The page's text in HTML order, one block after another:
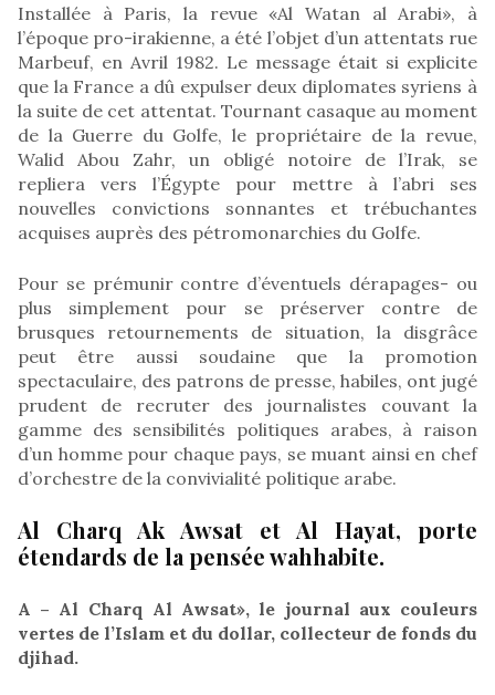
Installée à Paris, la revue «Al Watan al Arabi», à
l’époque pro-irakienne, a été l’objet d’un attentats rue
Marbeuf, en Avril 1982. Le message était si explicite
que la France a dû expulser deux diplomates syriens à
la suite de cet attentat. Tournant casaque au moment
de la Guerre du Golfe, le propriétaire de la revue,
Walid Abou Zahr, un obligé notoire de l’Irak, se
repliera vers l’Égypte pour mettre à l’abri ses
nouvelles convictions sonnantes et trébuchantes
acquises auprès des pétromonarchies du Golfe.
Pour se prémunir contre d’éventuels dérapages- ou
plus simplement pour se préserver contre de
brusques retournements de situation, la disgrâce
peut être aussi soudaine que la promotion
spectaculaire, des patrons de presse, habiles, ont jugé
prudent de recruter des journalistes couvant la
gamme des sensibilités politiques arabes, à raison
d’un homme pour chaque pays, se muant ainsi en chef
d’orchestre de la convivialité politique arabe.
Al Charq Ak Awsat et Al Hayat, porte
étendards de la pensée wahhabite.
A – Al Charq Al Awsat», le journal aux couleurs
vertes de l’Islam et du dollar, collecteur de fonds du
djihad.